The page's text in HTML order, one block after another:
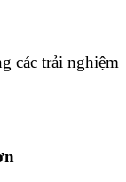
các trải nghiệm